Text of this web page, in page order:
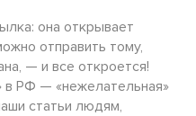
она открывает
отправить тому,
— и все откроется!
в РФ — «нежелательная»
статьи людям,